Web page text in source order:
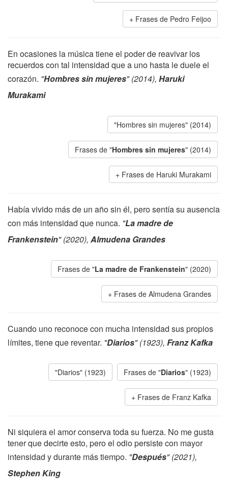
Frases de Pedro Feijoo
En ocasiones la música tiene el poder de reavivar los
recuerdos con tal intensidad que a uno hasta le duele el
corazón. "Hombres sin mujeres" (2014), Haruki
Murakami
"Hombres sin mujeres" (2014)
Frases de "Hombres sin mujeres" (2014)
Frases de Haruki Murakami
Había vivido más de un año sin él, pero sentía su ausencia
con más intensidad que nunca. "La madre de
Frankenstein" (2020), Almudena Grandes
Frases de "La madre de Frankenstein" (2020)
Frases de Almudena Grandes
Cuando uno reconoce con mucha intensidad sus propios
límites, tiene que reventar. "Diarios" (1923), Franz Kafka
"Diarios" (1923) Frases de "Diarios" (1923)
Frases de Franz Kafka
Ni siquiera el amor conserva toda su fuerza. No me gusta
tener que decirte esto, pero el odio persiste con mayor
intensidad y durante más tiempo. "Después" (2021),
Stephen King